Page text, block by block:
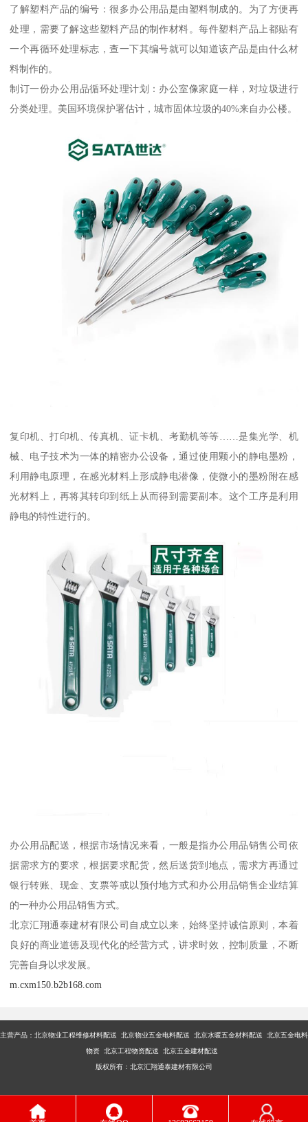
了解塑料产品的编号：很多办公用品是由塑料制成的。为了方便再
处理，需要了解这些塑料产品的制作材料。每件塑料产品上都贴有
一个再循环处理标志，查一下其编号就可以知道该产品是由什么材
料制作的。
制订一份办公用品循环处理计划：办公室像家庭一样，对垃圾进行
分类处理。美国环境保护署估计，城市固体垃圾的40%来自办公楼。
复印机、打印机、传真机、证卡机、考勤机等等……是集光学、机
械、电子技术为一体的精密办公设备，通过使用颗小的静电墨粉，
利用静电原理，在感光材料上形成静电潜像，使微小的墨粉附在感
光材料上，再将其转印到纸上从而得到需要副本。这个工序是利用
静电的特性进行的。
办公用品配送，根据市场情况来看，一般是指办公用品销售公司依
据需求方的要求，根据要求配货，然后送货到地点，需求方再通过
银行转账、现金、支票等或以预付地方式和办公用品销售企业结算
的一种办公用品销售方式。
北京汇翔通泰建材有限公司自成立以来，始终坚持诚信原则，本着
良好的商业道德及现代化的经营方式，讲求时效，控制质量，不断
完善自身以求发展。
m.cxm150.b2b168.com
主营产品： 北京物业工程维修材料配送 北京物业五金电料配送 北京水暖五金材料配送 北京五金电料
物资 北京工程物资配送 北京五金建材配送
版权所有：北京汇翔通泰建材有限公司